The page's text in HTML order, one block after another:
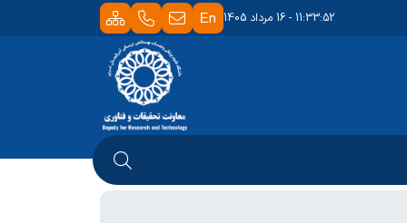
11:33:52 - 16 مرداد 1405